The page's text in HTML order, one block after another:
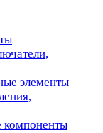
элементы
компоненты